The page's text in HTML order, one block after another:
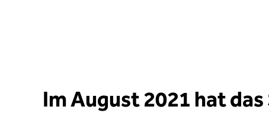
Im August 2021 hat das